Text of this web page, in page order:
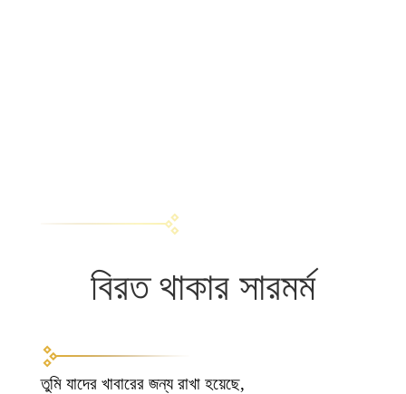
বিরত থাকার সারমর্ম
তুমি যাদের খাবারের জন্য রাখা হয়েছে,